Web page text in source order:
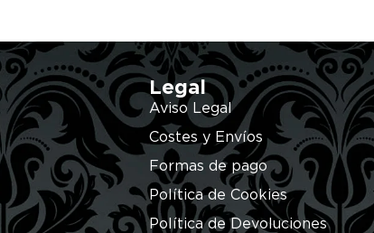
Legal
Aviso Legal
Costes y Envíos
Formas de pago
Política de Cookies
Política de Devoluciones